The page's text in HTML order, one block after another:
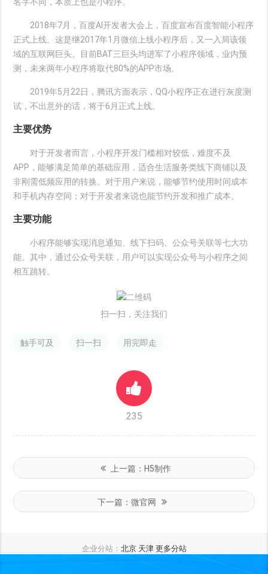
2018年7月，百度AI开发者大会上，百度宣布百度智能小程序
正式上线。这是继2017年1月微信上线小程序后，又一入局该领
域的互联网巨头。目前BAT三巨头均进军了小程序领域，业内预
测，未来两年小程序将取代80%的APP市场。
2019年5月22日，腾讯方面表示，QQ小程序正在进行灰度测
试，不出意外的话，将于6月正式上线。
主要优势
对于开发者而言，小程序开发门槛相对较低，难度不及
APP，能够满足简单的基础应用，适合生活服务类线下商铺以及
非刚需低频应用的转换。对于用户来说，能够节约使用时间成本
和手机内存空间；对于开发者来说也能节约开发和推广成本。
主要功能
小程序能够实现消息通知、线下扫码、公众号关联等七大功
能。其中，通过公众号关联，用户可以实现公众号与小程序之间
相互跳转。
扫一扫，关注我们
触手可及 扫一扫 用完即走
235
上一篇： H5制作
下一篇：微官网
企业分站： 北京 天津 更多分站